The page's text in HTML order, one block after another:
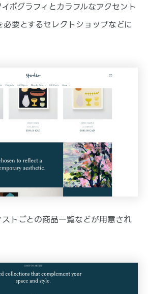
ポグラフィとカラフルなアクセント
要とするセレクトショップなどに
トごとの商品一覧などが用意され